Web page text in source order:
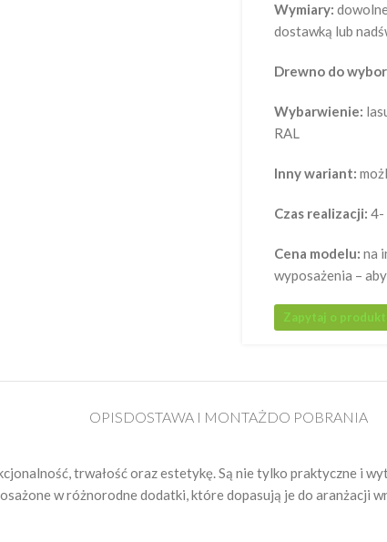
Wymiary:
dostawką lub
Drewno do
Wybarwienie:
RAL
Inny wariant:
Czas realizacji: 4-
Cena modelu: na
wyposażenia –
Zapytaj o produkt
OPISDOSTAWA I MONTAŻDO POBRANIA
trwałość oraz estetykę. Są nie tylko praktyczne i
w różnorodne dodatki, które dopasują je do aranżacji